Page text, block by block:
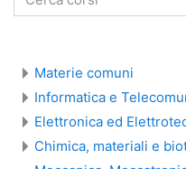
Cerca corsi
Materie comuni
Informatica e
Elettronica ed
Chimica, materiali e